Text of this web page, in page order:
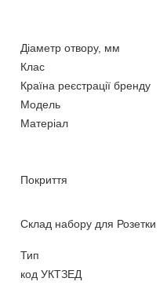
Діаметр отвору, мм
Клас
Країна реєстрації бренду
Мoдель
Матеріал
Покриття
Склад набору для Розетки
Тип
код УКТЗЕД